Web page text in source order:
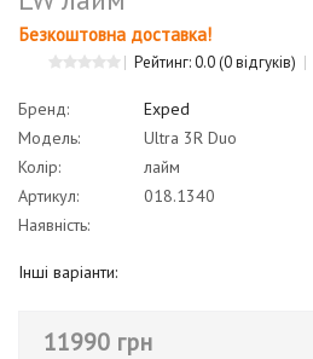
Безкоштовна доставка!
Рейтинг: 0.0(0 відгуків)
Бренд:
Exped
Модель:
Ultra 3R Duo
Колір:
лайм
Артикул:
018.1340
Наявність:
Інші варіанти:
11990 грн